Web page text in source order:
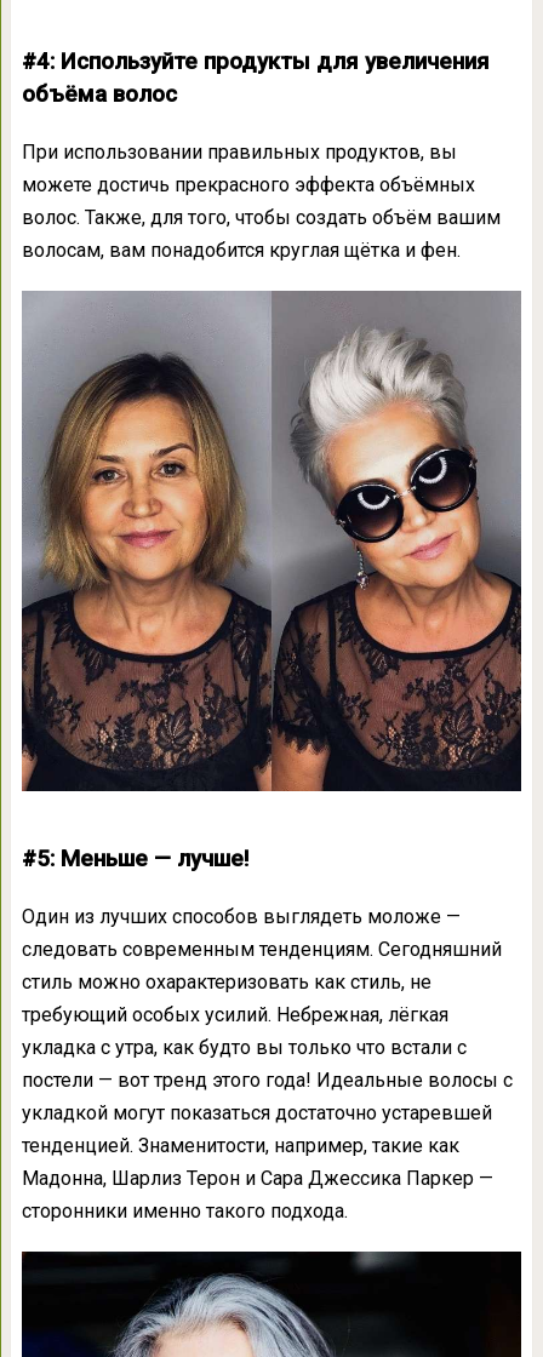
#4: Используйте продукты для увеличения
объёма волос
При использовании правильных продуктов, вы
можете достичь прекрасного эффекта объёмных
волос. Также, для того, чтобы создать объём вашим
волосам, вам понадобится круглая щётка и фен.
#5: Меньше — лучше!
Один из лучших способов выглядеть моложе —
следовать современным тенденциям. Сегодняшний
стиль можно охарактеризовать как стиль, не
требующий особых усилий. Небрежная, лёгкая
укладка с утра, как будто вы только что встали с
постели — вот тренд этого года! Идеальные волосы с
укладкой могут показаться достаточно устаревшей
тенденцией. Знаменитости, например, такие как
Мадонна, Шарлиз Терон и Сара Джессика Паркер —
сторонники именно такого подхода.